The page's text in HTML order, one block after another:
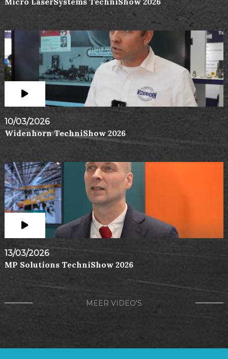
10/03/2026
Widenhorn TechniShow 2026
13/03/2026
MP Solutions TechniShow 2026
MEER VIDEO'S